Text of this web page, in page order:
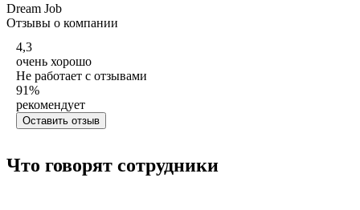
Dream Job
Отзывы о компании
4,3
очень хорошо
Не работает с отзывами
91%
рекомендует
Оставить отзыв
Что говорят сотрудники